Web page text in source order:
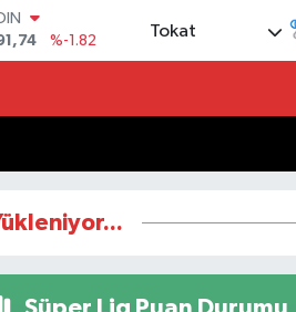
%0.02
%0.19
%0
Tokat